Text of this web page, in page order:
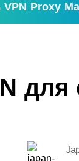
VPN Proxy
для